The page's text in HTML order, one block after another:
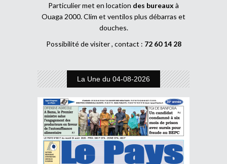
Particulier met en location des bureaux à
Ouaga 2000. Clim et ventilos plus débarras et
douches.
Possibilité de visiter , contact : 72 60 14 28
La Une du 04-08-2026